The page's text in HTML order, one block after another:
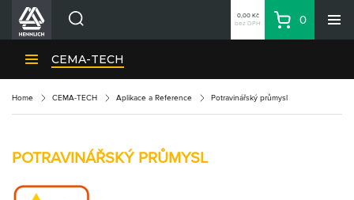
Divize HENNLICH
Kariéra
O firmě
0,00 Kč
bez DPH
Košík
0
CEMA-TECH
Home CEMA-TECH Aplikace a Reference Potravinářský průmysl
POTRAVINÁŘSKÝ PRŮMYSL